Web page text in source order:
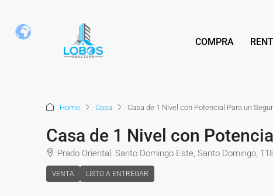
COMPRA
Home Casa Casa de 1 Nivel con Potencial Para un
Casa de 1 Nivel con
Prado Oriental, Santo Domingo Este, Santo Domingo,
VENTA LISTO A ENTREGAR